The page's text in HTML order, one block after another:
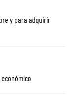
y para adquirir